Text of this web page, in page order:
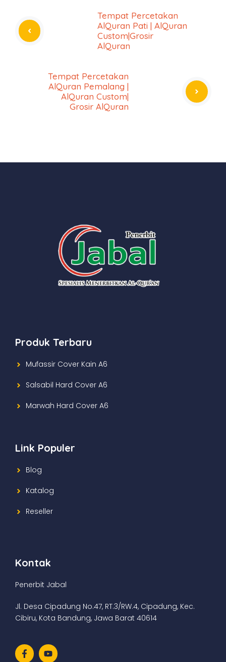
Tempat Percetakan
AlQuran Pati | AlQuran
Custom|Grosir
AlQuran
Tempat Percetakan
AlQuran Pemalang |
AlQuran Custom|
Grosir AlQuran
Produk Terbaru
Mufassir Cover Kain A6
Salsabil Hard Cover A6
Marwah Hard Cover A6
Link Populer
Blog
Katalog
Reseller
Kontak
Penerbit Jabal
Jl. Desa Cipadung No.47, RT.3/RW.4, Cipadung, Kec.
Cibiru, Kota Bandung, Jawa Barat 40614